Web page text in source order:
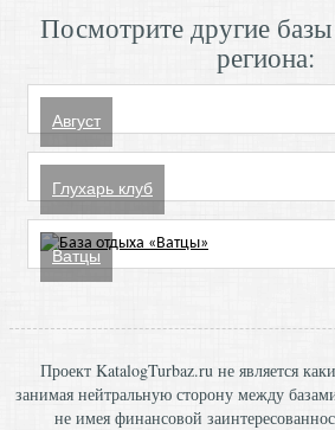
Посмотрите другие
региона:
Август
Глухарь клуб
Ватцы
Проект KatalogTurbaz.ru не является
занимая нейтральную сторону между
не имея финансовой